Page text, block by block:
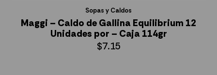
Sopas y Caldos
Maggi – Caldo de Gallina Equilibrium 12
Unidades por – Caja 114gr
$7.15